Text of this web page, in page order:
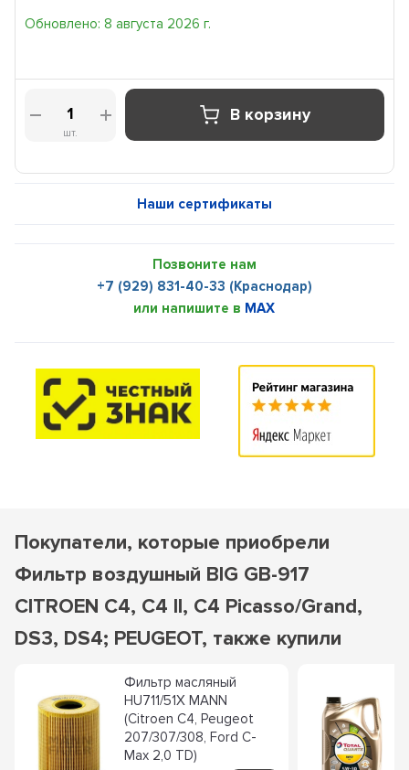
Обновлено: 8 августа 2026 г.
шт.
В корзину
Наши сертификаты
Позвоните нам
+7 (929) 831-40-33 (Краснодар)
или напишите в MAX
Покупатели, которые приобрели
Фильтр воздушный BIG GB-917
CITROEN C4, C4 II, C4 Picasso/Grand,
DS3, DS4; PEUGEOT, также купили
Фильтр масляный
HU711/51X MANN
(Citroen C4, Peugeot
207/307/308, Ford C-
Max 2,0 TD)